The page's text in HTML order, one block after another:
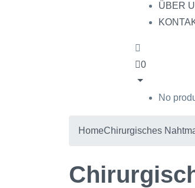
ÜBER
0
No
HomeChirurgisches